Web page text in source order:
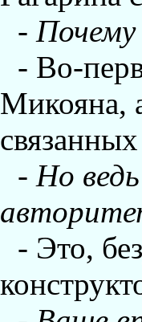
- Почему
- Во-
Микояна,
- Hо
- Это,